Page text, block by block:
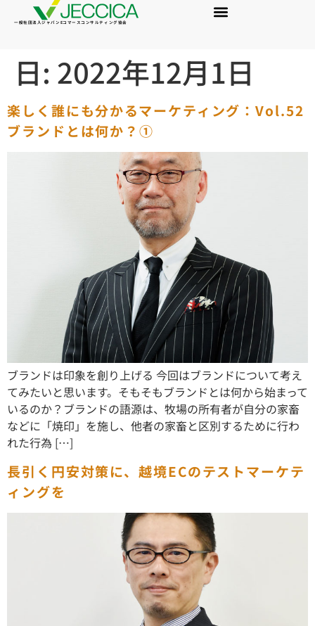
一般社団法人ジャパンEコマースコンサルティング協会
日: 2022年12月1日
楽しく誰にも分かるマーケティング：Vol.52
ブランドとは何か？①
ブランドは印象を創り上げる 今回はブランドについて考え
てみたいと思います。そもそもブランドとは何から始まって
いるのか？ブランドの語源は、牧場の所有者が自分の家畜
などに「焼印」を施し、他者の家畜と区別するために行わ
れた行為 […]
長引く円安対策に、越境ECのテストマーケテ
ィングを